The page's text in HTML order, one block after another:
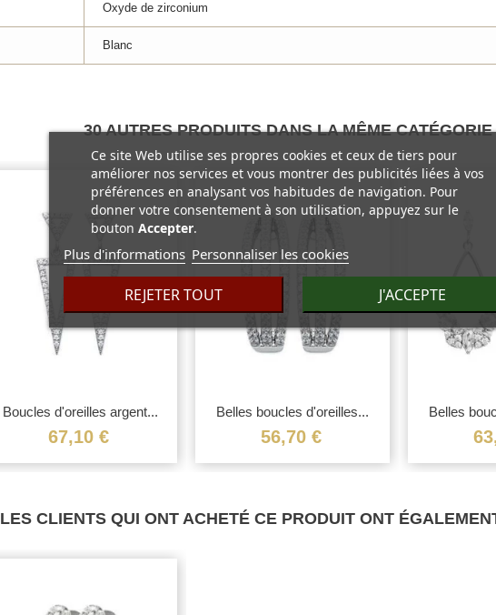
Oxyde de zirconium
Blanc
30 AUTRES PRODUITS DANS LA MÊME CATÉGORIE
Boucles d'oreilles argent...
67,10 €
Belles boucles d'oreilles...
56,70 €
Belles
LES CLIENTS QUI ONT ACHETÉ CE PRODUIT ONT
Ce site Web utilise ses propres cookies et ceux de tiers pour
améliorer nos services et vous montrer des publicités liées à vos
préférences en analysant vos habitudes de navigation. Pour
donner votre consentement à son utilisation, appuyez sur le
bouton Accepter.
Plus d'informations Personnaliser les cookies
REJETER TOUT J'ACCEPTE